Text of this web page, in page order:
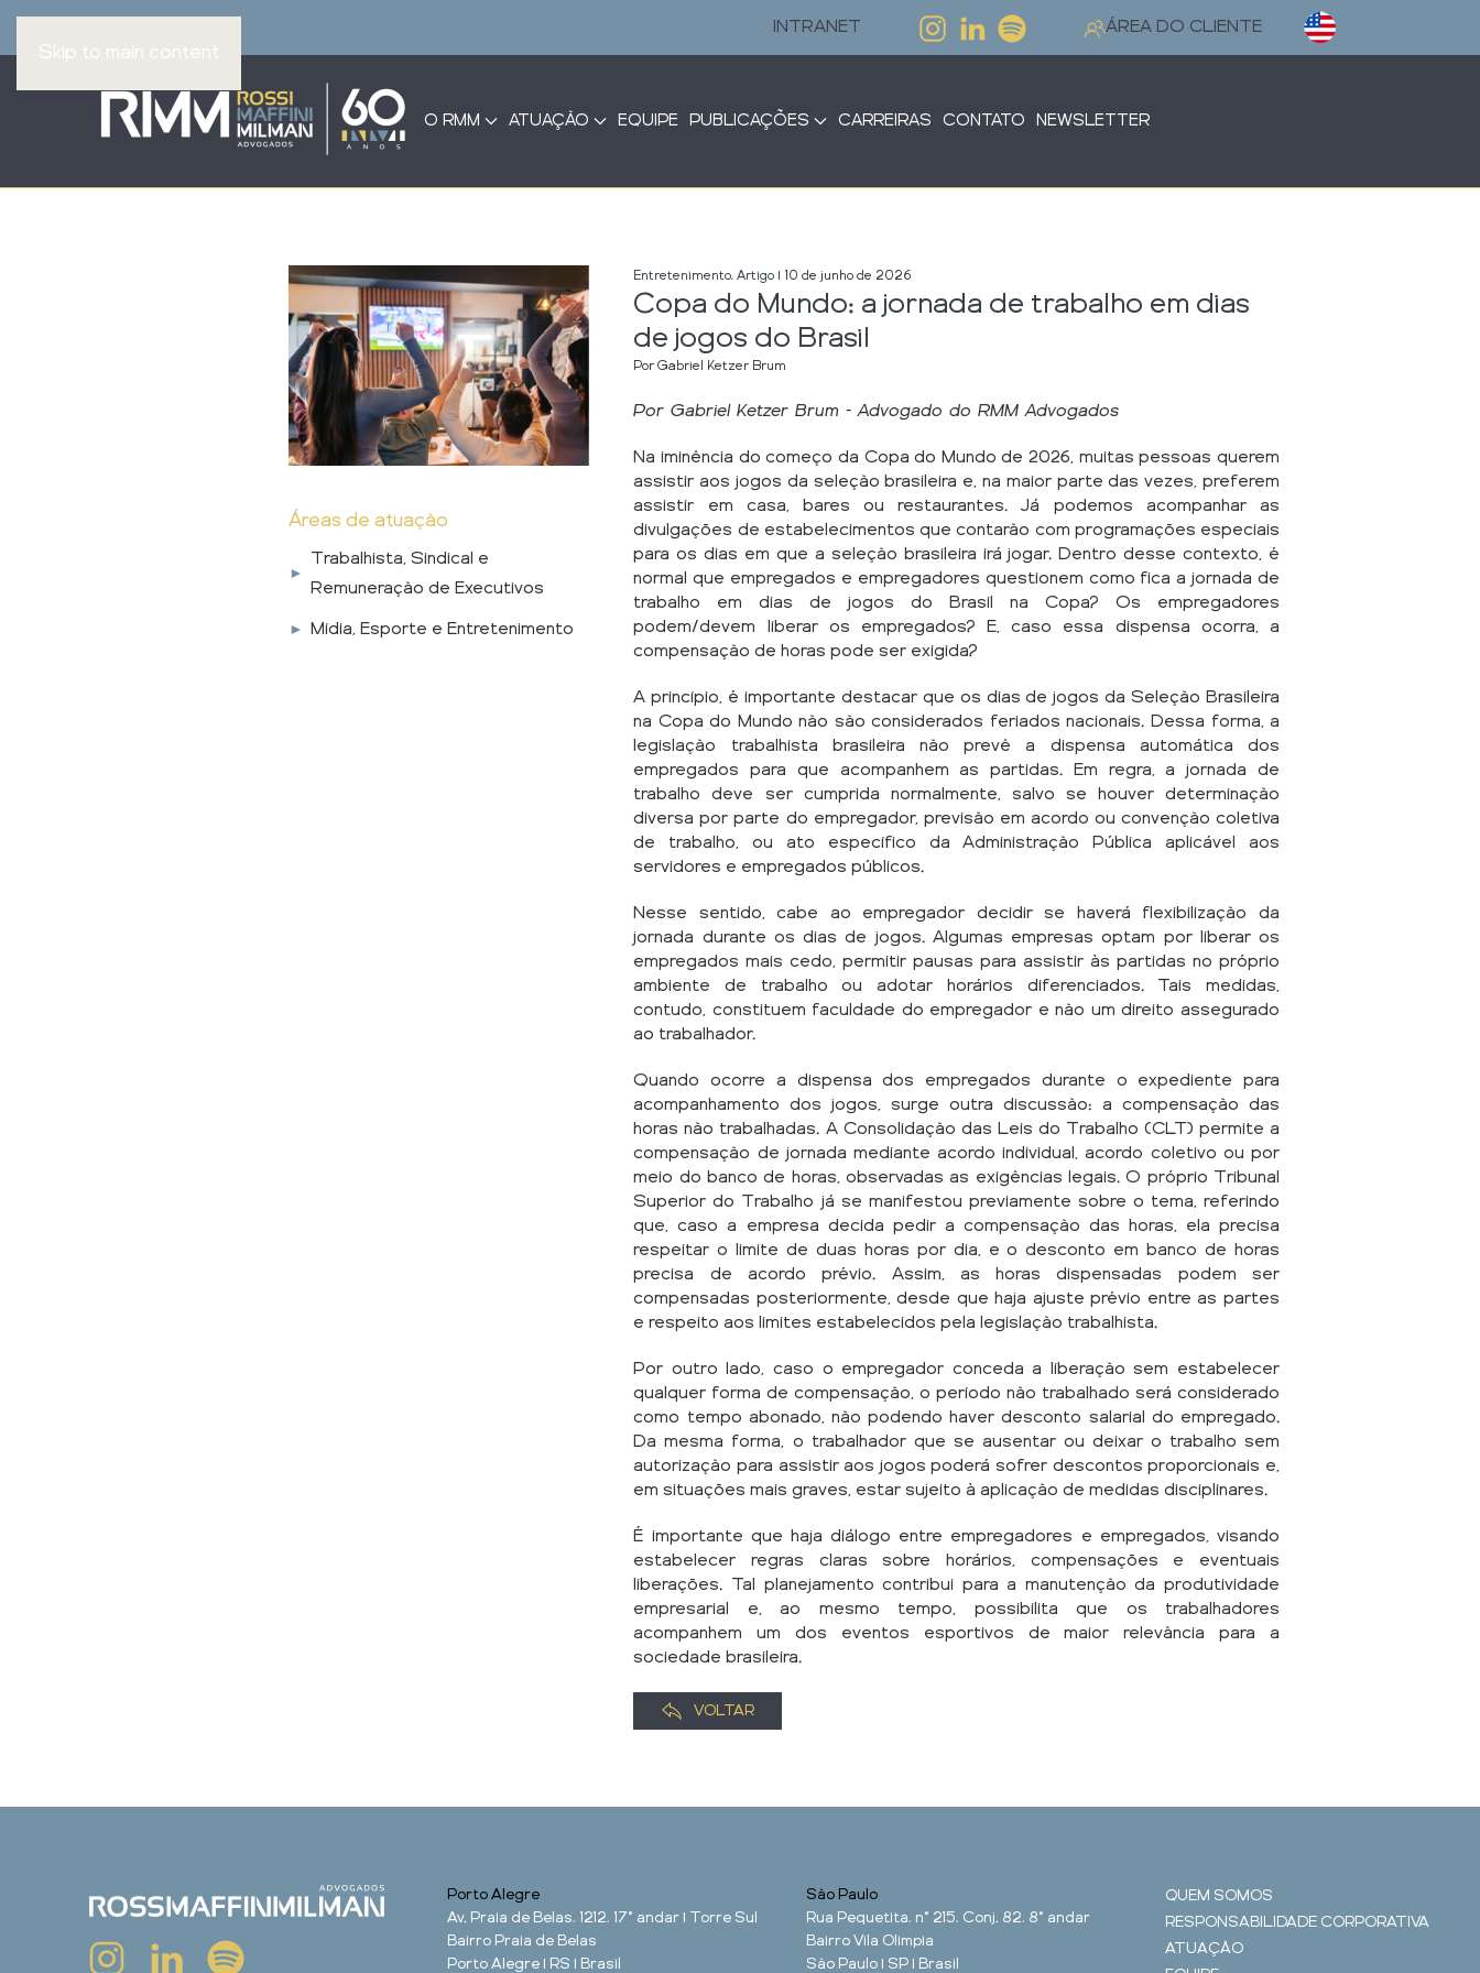
Skip to main content
INTRANET ÁREA DO CLIENTE Selecione o seu idioma
O RMM ATUAÇÃO EQUIPE PUBLICAÇÕES CARREIRAS CONTATO NEWSLETTER
Áreas de atuação
Trabalhista, Sindical e
Remuneração de Executivos
Mídia, Esporte e Entretenimento
Entretenimento,Artigo | 10 de junho de 2026
Copa do Mundo: a jornada de trabalho em dias
de jogos do Brasil
Por Gabriel Ketzer Brum
Por Gabriel Ketzer Brum - Advogado do RMM Advogados
Na iminência do começo da Copa do Mundo de 2026, muitas pessoas querem
assistir aos jogos da seleção brasileira e, na maior parte das vezes, preferem
assistir em casa, bares ou restaurantes. Já podemos acompanhar as
divulgações de estabelecimentos que contarão com programações especiais
para os dias em que a seleção brasileira irá jogar. Dentro desse contexto, é
normal que empregados e empregadores questionem como fica a jornada de
trabalho em dias de jogos do Brasil na Copa? Os empregadores
podem/devem liberar os empregados? E, caso essa dispensa ocorra, a
compensação de horas pode ser exigida?
A princípio, é importante destacar que os dias de jogos da Seleção Brasileira
na Copa do Mundo não são considerados feriados nacionais. Dessa forma, a
legislação trabalhista brasileira não prevê a dispensa automática dos
empregados para que acompanhem as partidas. Em regra, a jornada de
trabalho deve ser cumprida normalmente, salvo se houver determinação
diversa por parte do empregador, previsão em acordo ou convenção coletiva
de trabalho, ou ato específico da Administração Pública aplicável aos
servidores e empregados públicos.
Nesse sentido, cabe ao empregador decidir se haverá flexibilização da
jornada durante os dias de jogos. Algumas empresas optam por liberar os
empregados mais cedo, permitir pausas para assistir às partidas no próprio
ambiente de trabalho ou adotar horários diferenciados. Tais medidas,
contudo, constituem faculdade do empregador e não um direito assegurado
ao trabalhador.
Quando ocorre a dispensa dos empregados durante o expediente para
acompanhamento dos jogos, surge outra discussão: a compensação das
horas não trabalhadas. A Consolidação das Leis do Trabalho (CLT) permite a
compensação de jornada mediante acordo individual, acordo coletivo ou por
meio do banco de horas, observadas as exigências legais. O próprio Tribunal
Superior do Trabalho já se manifestou previamente sobre o tema, referindo
que, caso a empresa decida pedir a compensação das horas, ela precisa
respeitar o limite de duas horas por dia, e o desconto em banco de horas
precisa de acordo prévio. Assim, as horas dispensadas podem ser
compensadas posteriormente, desde que haja ajuste prévio entre as partes
e respeito aos limites estabelecidos pela legislação trabalhista.
Por outro lado, caso o empregador conceda a liberação sem estabelecer
qualquer forma de compensação, o período não trabalhado será considerado
como tempo abonado, não podendo haver desconto salarial do empregado.
Da mesma forma, o trabalhador que se ausentar ou deixar o trabalho sem
autorização para assistir aos jogos poderá sofrer descontos proporcionais e,
em situações mais graves, estar sujeito à aplicação de medidas disciplinares.
É importante que haja diálogo entre empregadores e empregados, visando
estabelecer regras claras sobre horários, compensações e eventuais
liberações. Tal planejamento contribui para a manutenção da produtividade
empresarial e, ao mesmo tempo, possibilita que os trabalhadores
acompanhem um dos eventos esportivos de maior relevância para a
sociedade brasileira.
VOLTAR
Porto Alegre
Av. Praia de Belas, 1212, 17° andar | Torre Sul
Bairro Praia de Belas
Porto Alegre | RS | Brasil
São Paulo
Rua Pequetita, n° 215, Conj. 82, 8° andar
Bairro Vila Olimpia
São Paulo | SP | Brasil
QUEM SOMOS
RESPONSABILIDADE CORPORATIVA
ATUAÇÃO